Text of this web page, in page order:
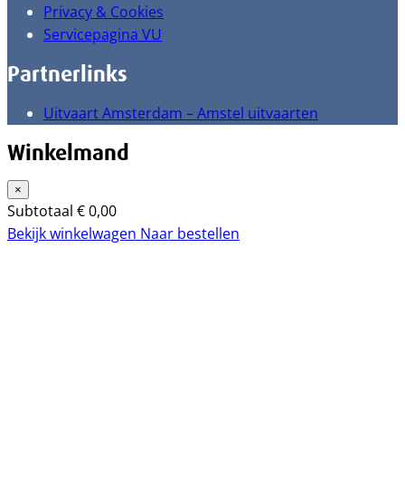
Privacy & Cookies
Servicepagina VU
Partnerlinks
Uitvaart Amsterdam – Amstel uitvaarten
Winkelmand
×
Subtotaal €0,00
Bekijk winkelwagen Naar bestellen